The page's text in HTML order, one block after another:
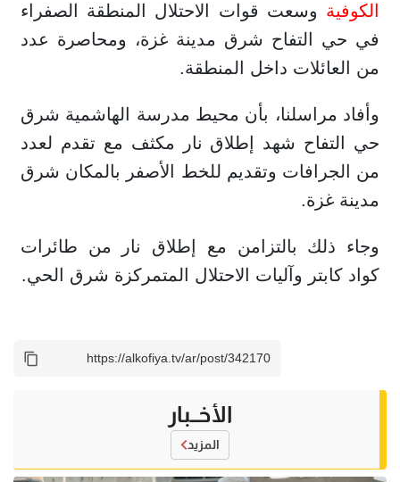
الكوفية وسعت قوات الاحتلال المنطقة الصفراء
في حي التفاح شرق مدينة غزة، ومحاصرة عدد
من العائلات داخل المنطقة.
وأفاد مراسلنا، بأن محيط مدرسة الهاشمية شرق
حي التفاح شهد إطلاق نار مكثف مع تقدم لعدد
من الجرافات وتقديم للخط الأصفر بالمكان شرق
مدينة غزة.
وجاء ذلك بالتزامن مع إطلاق نار من طائرات
كواد كابتر وآليات الاحتلال المتمركزة شرق الحي.
الأخــبار
المزيد